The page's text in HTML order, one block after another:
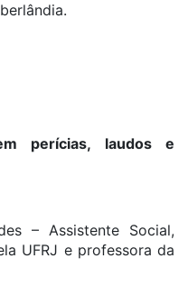
perícias, laudos e
– Assistente Social,
UFRJ e professora da